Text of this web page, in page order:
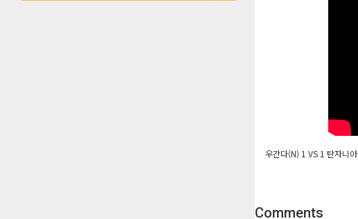
우간다(N) 1 VS 1 탄자니아
Comments